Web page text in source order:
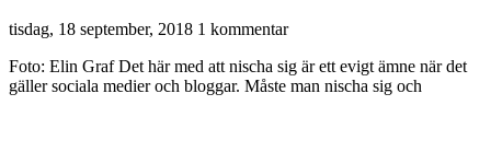
tisdag, 18 september, 2018 1 kommentar
Foto: Elin Graf Det här med att nischa sig är ett evigt ämne när det
gäller sociala medier och bloggar. Måste man nischa sig och